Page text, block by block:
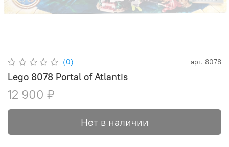
(0) арт. 8078
Lego 8078 Portal of Atlantis
12 900 ₽
Нет в наличии